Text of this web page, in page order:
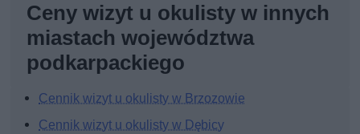
Ceny wizyt u okulisty w innych
miastach województwa
podkarpackiego
Cennik wizyt u okulisty w Brzozowie
Cennik wizyt u okulisty w Dębicy